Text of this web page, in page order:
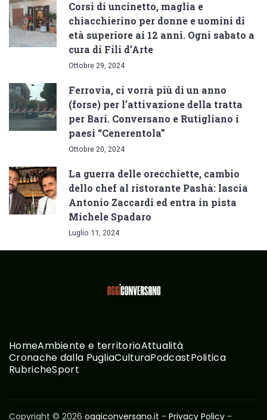
Corsi di uncinetto, maglia e
chiacchierino per donne e uomini di
età superiore ai 12 anni. Ogni sabato a
cura di Fili d’Arte
Ottobre 29, 2024
Ferrovia, ci vorrà più di un anno
(forse) per l’attivazione della tratta
per Bari. Conversano e Rutigliano i
paesi “Cenerentola”
Ottobre 20, 2024
La guerra delle orecchiette, cambio
dello chef al ristorante Pashà: lascia
Antonio Zaccardi ed entra in pista
Michele Spadaro
Luglio 11, 2024
HomeAmbiente e territorioAttualità
Cronache dalla PugliaCulturaPodcastPolitica
RubricheSport
Copyright © 2026 oggiconversano.it - Privacy Policy -